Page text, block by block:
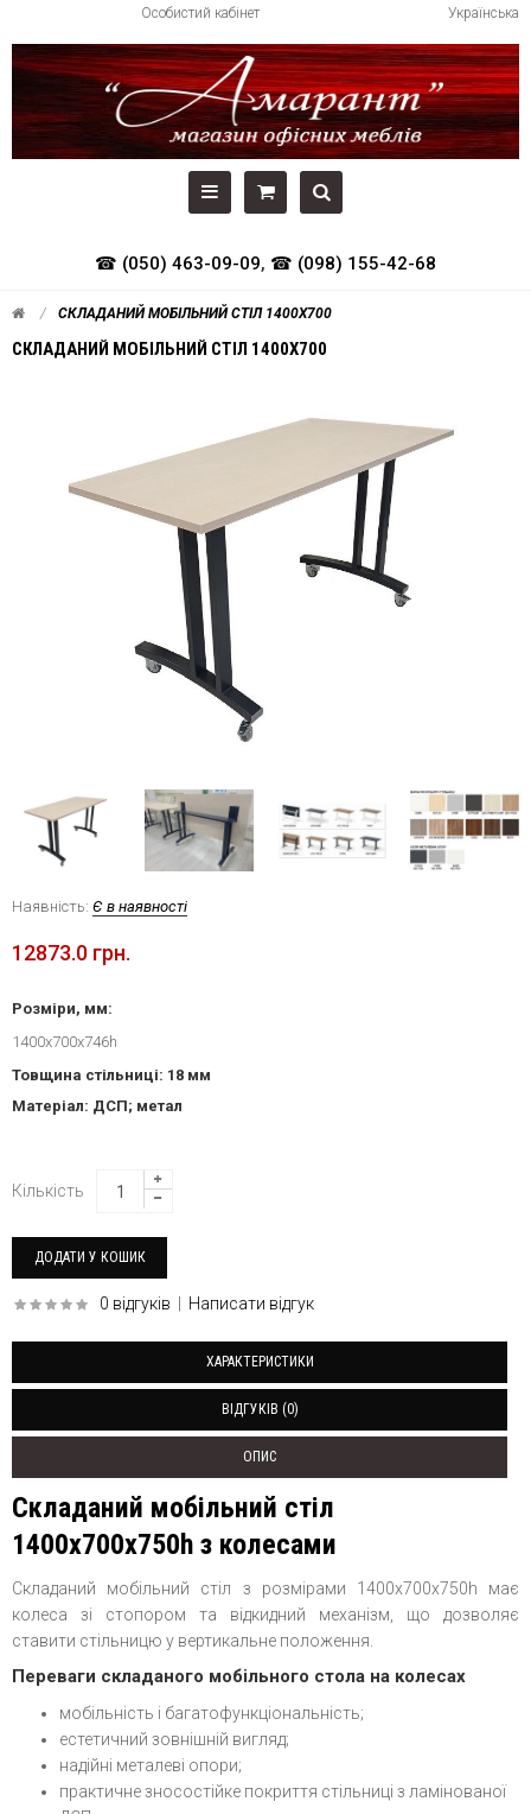
Українська
Особистий кабінет
☎ (050) 463-09-09, ☎ (098) 155-42-68
СКЛАДАНИЙ МОБІЛЬНИЙ СТІЛ 1400Х700
СКЛАДАНИЙ МОБІЛЬНИЙ СТІЛ 1400Х700
Наявність: Є в наявності
12873.0 грн.
Розміри, мм:
1400x700x746h
Товщина стільниці: 18 мм
Матеріал: ДСП; метал
Кількість
0 відгуків Написати відгук
ХАРАКТЕРИСТИКИ
ВІДГУКІВ (0)
ОПИС
Складаний мобільний стіл
1400x700x750h з колесами
Складаний мобільний стіл з розмірами 1400x700x750h має
колеса зі стопором та відкидний механізм, що дозволяє
ставити стільницю у вертикальне положення.
Переваги складаного мобільного стола на колесах
мобільність і багатофункціональність;
естетичний зовнішній вигляд;
надійні металеві опори;
практичне зносостійке покриття стільниці з ламінованої